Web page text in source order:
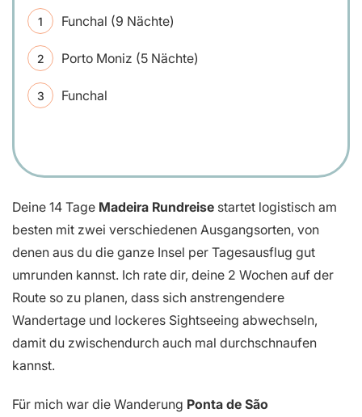
Funchal (9 Nächte)
Porto Moniz (5 Nächte)
Funchal
Deine 14 Tage Madeira Rundreise startet logistisch am
besten mit zwei verschiedenen Ausgangsorten, von
denen aus du die ganze Insel per Tagesausflug gut
umrunden kannst. Ich rate dir, deine 2 Wochen auf der
Route so zu planen, dass sich anstrengendere
Wandertage und lockeres Sightseeing abwechseln,
damit du zwischendurch auch mal durchschnaufen
kannst.
Für mich war die Wanderung Ponta de São